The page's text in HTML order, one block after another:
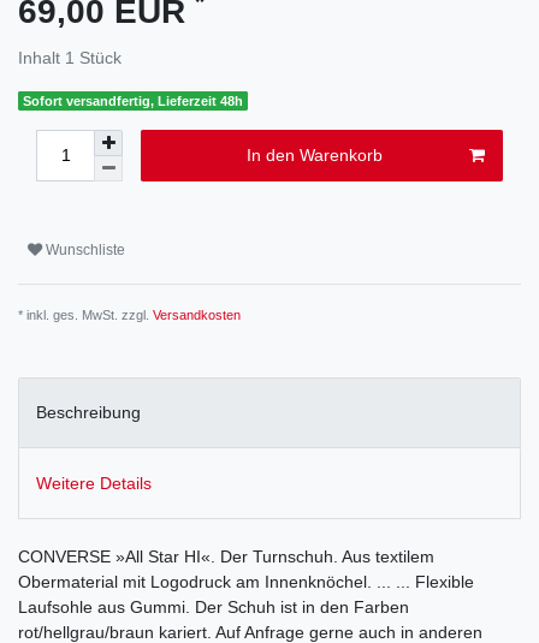
69,00 EUR
Inhalt 1 Stück
Sofort versandfertig, Lieferzeit 48h
In den Warenkorb
Wunschliste
* inkl. ges. MwSt. zzgl. Versandkosten
Beschreibung
Weitere Details
CONVERSE »All Star HI«. Der Turnschuh. Aus textilem
Obermaterial mit Logodruck am Innenknöchel. ... ... Flexible
Laufsohle aus Gummi. Der Schuh ist in den Farben
rot/hellgrau/braun kariert. Auf Anfrage gerne auch in anderen